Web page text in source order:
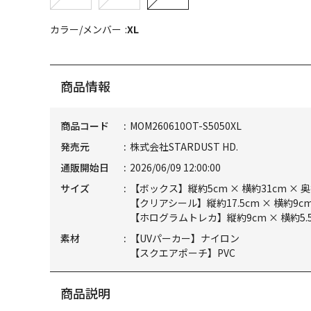
カラー/メンバー XL
商品情報
商品コード
MOM260610OT-S5050XL
発売元
株式会社STARDUST HD.
通販開始日
2026/06/09 12:00:00
サイズ
【ボックス】縦約5cm × 横約31cm ×
【クリアシール】縦約17.5cm × 横約
【ホログラムトレカ】縦約9cm × 横約
素材
【UVパーカー】ナイロン
【スクエアポーチ】PVC
商品説明